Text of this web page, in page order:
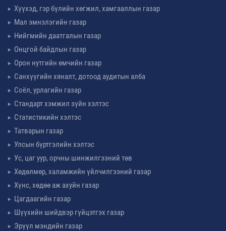
Хүүхэд, гэр бүлийн хөгжил, хамгааллын газар
Мал эмнэлэгийн газар
Нийгмийн даатгалын газар
Онцгой байдлын газар
Орон нутгийн өмчийн газар
Санхүүгийн хяналт, дотоод аудитын алба
Соёл, урлагийн газар
Стандарт хэмжил зүйн хэлтэс
Статистикийн хэлтэс
Татварын газар
Улсын бүртгэлийн хэлтэс
Ус, цаг уур, орчны шинжилгээний төв
Хөдөлмөр, халамжийн үйлчилгээний газар
Хүнс, хөдөө аж ахуйн газар
Цагдаагийн газар
Шүүхийн шийдвэр гүйцэтгэх газар
Эрүүл мэндийн газар